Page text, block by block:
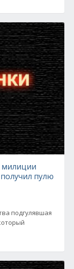
милиции
пулю
подгулявшая